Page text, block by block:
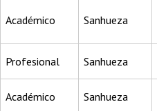
Académico Sanhueza
Profesional Sanhueza
Académico Sanhueza